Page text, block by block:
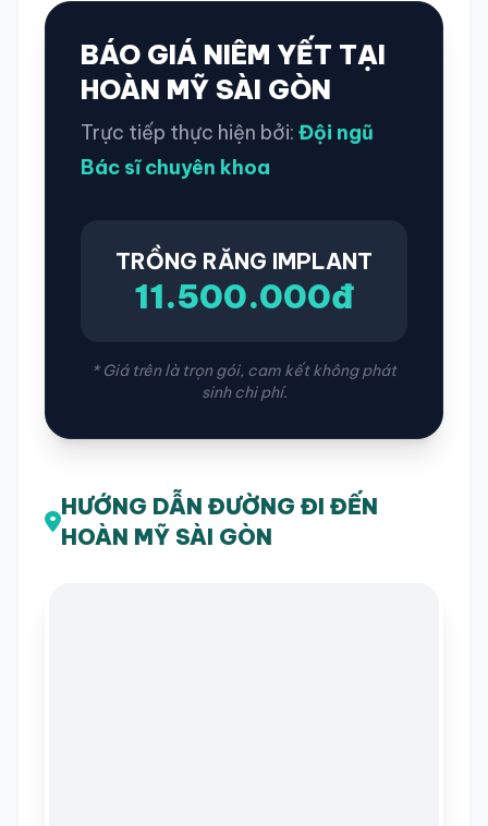
BÁO GIÁ NIÊM YẾT TẠI
HOÀN MỸ SÀI GÒN
Trực tiếp thực hiện bởi: Đội ngũ
Bác sĩ chuyên khoa
TRỒNG RĂNG IMPLANT
11.500.000đ
* Giá trên là trọn gói, cam kết không phát
sinh chi phí.
HƯỚNG DẪN ĐƯỜNG ĐI ĐẾN
HOÀN MỸ SÀI GÒN